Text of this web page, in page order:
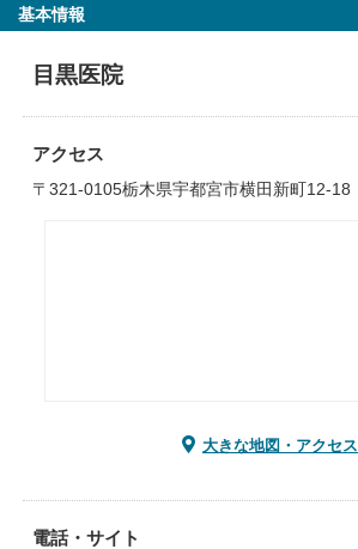
基本情報
目黒医院
アクセス
〒321-0105栃木県宇都宮市横田新町12-18
大きな地図・アクセス
電話・サイト